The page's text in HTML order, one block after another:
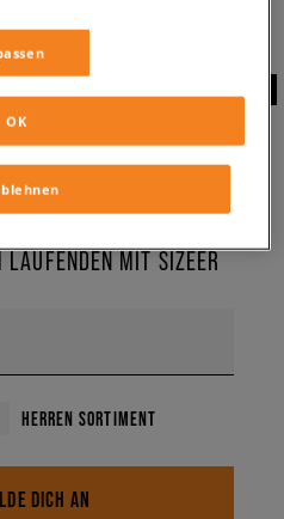
MIT SIZEER
HERREN SORTIMENT
DICH AN
OK